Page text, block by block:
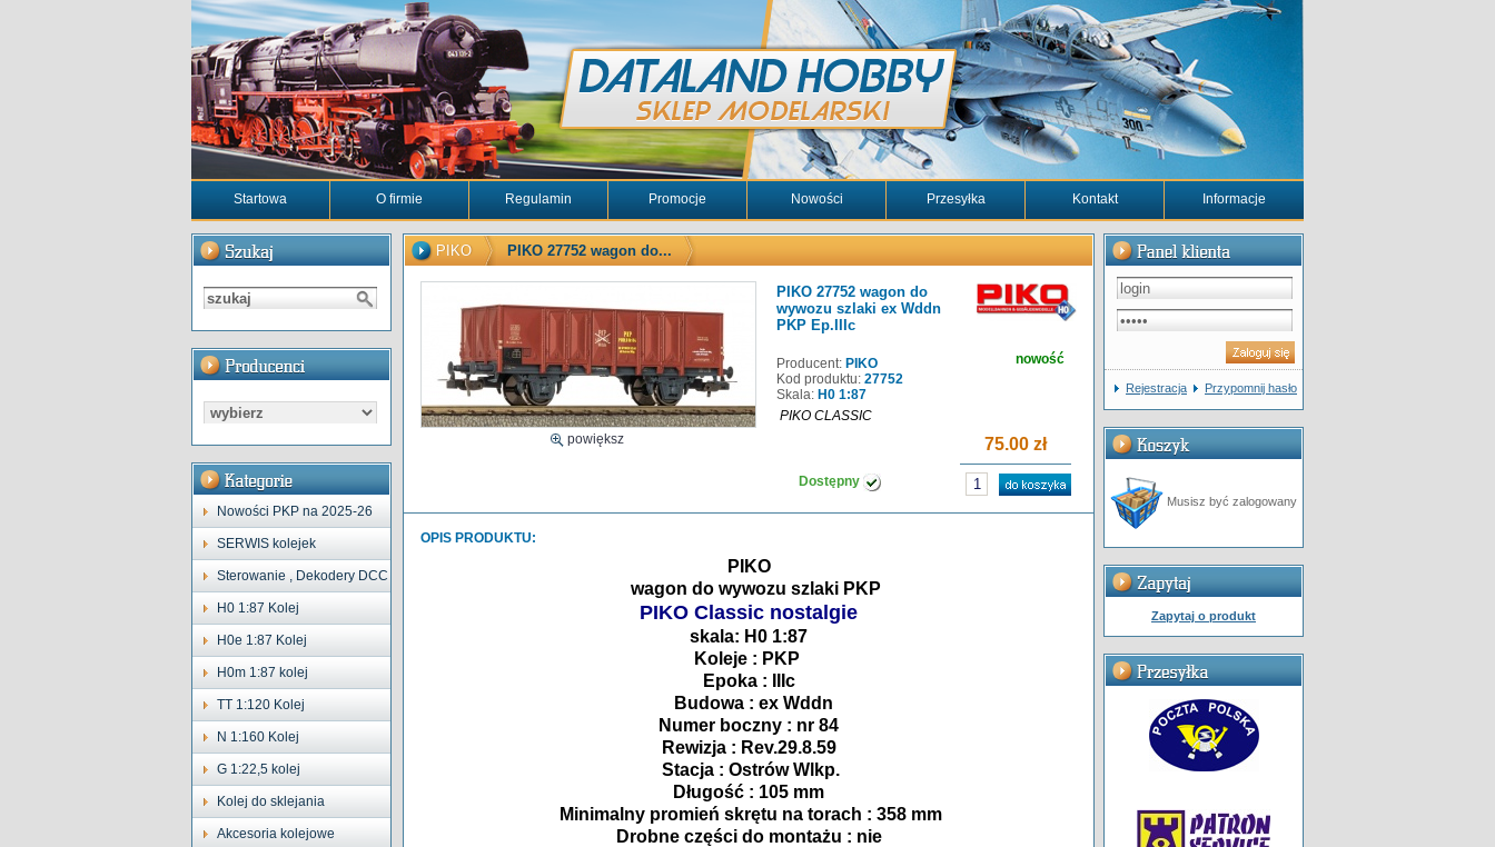
Startowa O firmie Regulamin Promocje Nowości Przesyłka Kontakt Informacje
Nowości PKP na 2025-26
SERWIS kolejek
Sterowanie , Dekodery DCC
H0 1:87 Kolej
H0e 1:87 Kolej
H0m 1:87 kolej
TT 1:120 Kolej
N 1:160 Kolej
G 1:22,5 kolej
Kolej do sklejania
Akcesoria kolejowe
PIKO PIKO 27752 wagon do...
powiększ
PIKO 27752 wagon do
wywozu szlaki ex Wddn
PKP Ep.IIIc
Producent: PIKO
Kod produktu: 27752
Skala: H0 1:87
PIKO CLASSIC
75.00 zł
nowość
Dostępny
OPIS PRODUKTU:
PIKO
wagon do wywozu szlaki PKP
PIKO Classic nostalgie
skala: H0 1:87
Koleje : PKP
Epoka : IIIc
Budowa : ex Wddn
Numer boczny : nr 84
Rewizja : Rev.29.8.59
Stacja : Ostrów Wlkp.
Długość : 105 mm
Minimalny promień skrętu na torach : 358 mm
Drobne części do montażu : nie
Rejestracja Przypomnij hasło
Musisz być zalogowany
Zapytaj o produkt